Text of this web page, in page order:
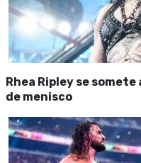
Rhea Ripley se
de menisco